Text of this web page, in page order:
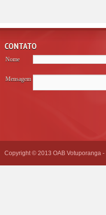
CONTATO
Nome
Mensagem
Copyright © 2013 OAB Votuporanga